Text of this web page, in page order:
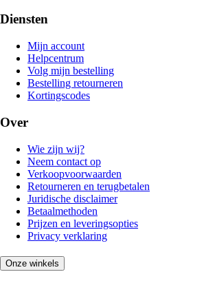
Diensten
Mijn account
Helpcentrum
Volg mijn bestelling
Bestelling retourneren
Kortingscodes
Over
Wie zijn wij?
Neem contact op
Verkoopvoorwaarden
Retourneren en terugbetalen
Juridische disclaimer
Betaalmethoden
Prijzen en leveringsopties
Privacy verklaring
Onze winkels